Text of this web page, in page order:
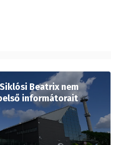
Beatrix nem
informátorait